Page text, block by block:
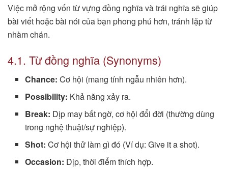
Việc mở rộng vốn từ vựng đồng nghĩa và trái nghĩa sẽ giúp
bài viết hoặc bài nói của bạn phong phú hơn, tránh lặp từ
nhàm chán.
4.1. Từ đồng nghĩa (Synonyms)
Chance: Cơ hội (mang tính ngẫu nhiên hơn).
Possibility: Khả năng xảy ra.
Break: Dịp may bất ngờ, cơ hội đổi đời (thường dùng
trong nghệ thuật/sự nghiệp).
Shot: Cơ hội thử làm gì đó (Ví dụ: Give it a shot).
Occasion: Dịp, thời điểm thích hợp.